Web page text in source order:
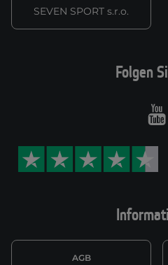
SEVEN SPORT s.r.o.
AGB
Folgen